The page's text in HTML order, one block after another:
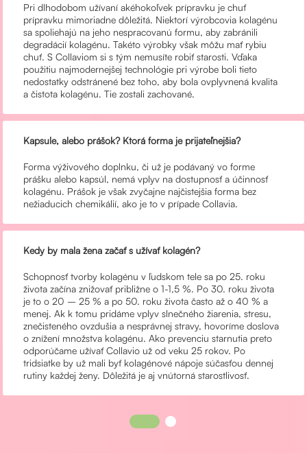
Pri dlhodobom užívaní akéhokoľvek prípravku je chuť
prípravku mimoriadne dôležitá. Niektorí výrobcovia kolagénu
sa spoliehajú na jeho nespracovanú formu, aby zabránili
degradácií kolagénu. Takéto výrobky však môžu mať rybiu
chuť. S Collaviom si s tým nemusíte robiť starosti. Vďaka
použitiu najmodernejšej technológie pri výrobe boli tieto
nedostatky odstránené bez toho, aby bola ovplyvnená kvalita
a čistota kolagénu. Tie zostali zachované.
Kapsule, alebo prášok? Ktorá forma je prijateľnejšia?
Forma výživového doplnku, či už je podávaný vo forme
prášku alebo kapsúl, nemá vplyv na dostupnosť a účinnosť
kolagénu. Prášok je však zvyčajne najčistejšia forma bez
nežiaducich chemikálií, ako je to v prípade Collavia.
Kedy by mala žena začať s užívať kolagén?
Schopnosť tvorby kolagénu v ľudskom tele sa po 25. roku
života začína znižovať približne o 1-1,5 %. Po 30. roku života
je to o 20 – 25 % a po 50. roku života často až o 40 % a
menej. Ak k tomu pridáme vplyv slnečného žiarenia, stresu,
znečisteného ovzdušia a nesprávnej stravy, hovoríme doslova
o znížení množstva kolagénu. Ako prevenciu starnutia preto
odporúčame užívať Collavio už od veku 25 rokov. Po
tridsiatke by už mali byť kolagénové nápoje súčasťou dennej
rutiny každej ženy. Dôležitá je aj vnútorná starostlivosť.
1